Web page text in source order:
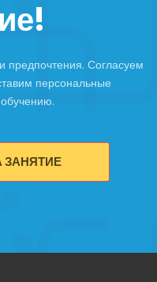
Согласуем
персональные
ЗАНЯТИЕ